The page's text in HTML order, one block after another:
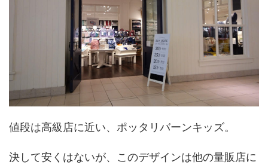
値段は高級店に近い、ポッタリバーンキッズ。
決して安くはないが、このデザインは他の量販店に